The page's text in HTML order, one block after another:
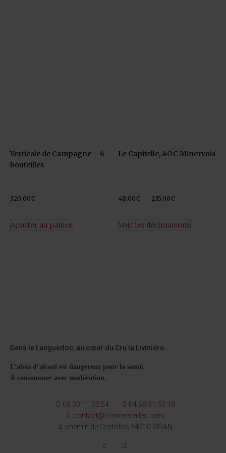
Verticale de Campagne – 6
bouteilles
320,00€
Ajouter au panier
Le Capitelle, AOC Minervois
48,00€ – 235,00€
Voir les déclinaisons
Dans le Languedoc, au cœur du Cru la Livinière…
L’abus d’alcool est dangereux pour la santé.
À consommer avec modération.
06.03.11.22.54
04.68.91.52.18
contact@closcenteilles.com
chemin de Centeilles 34210 SIRAN